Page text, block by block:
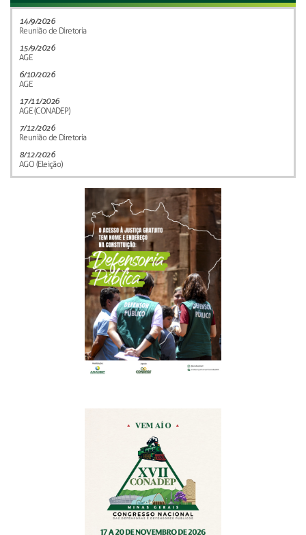
14/9/2026
Reunião de Diretoria
15/9/2026
AGE
6/10/2026
AGE
17/11/2026
AGE (CONADEP)
7/12/2026
Reunião de Diretoria
8/12/2026
AGO (Eleição)